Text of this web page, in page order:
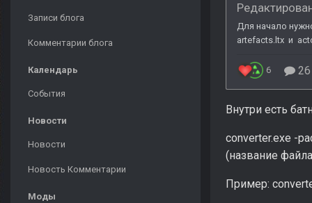
Записи блога
Комментарии блога
Календарь
События
Новости
Новости
Новость Комментарии
Моды
Внутри есть
converter.exe -
(название
Пример: